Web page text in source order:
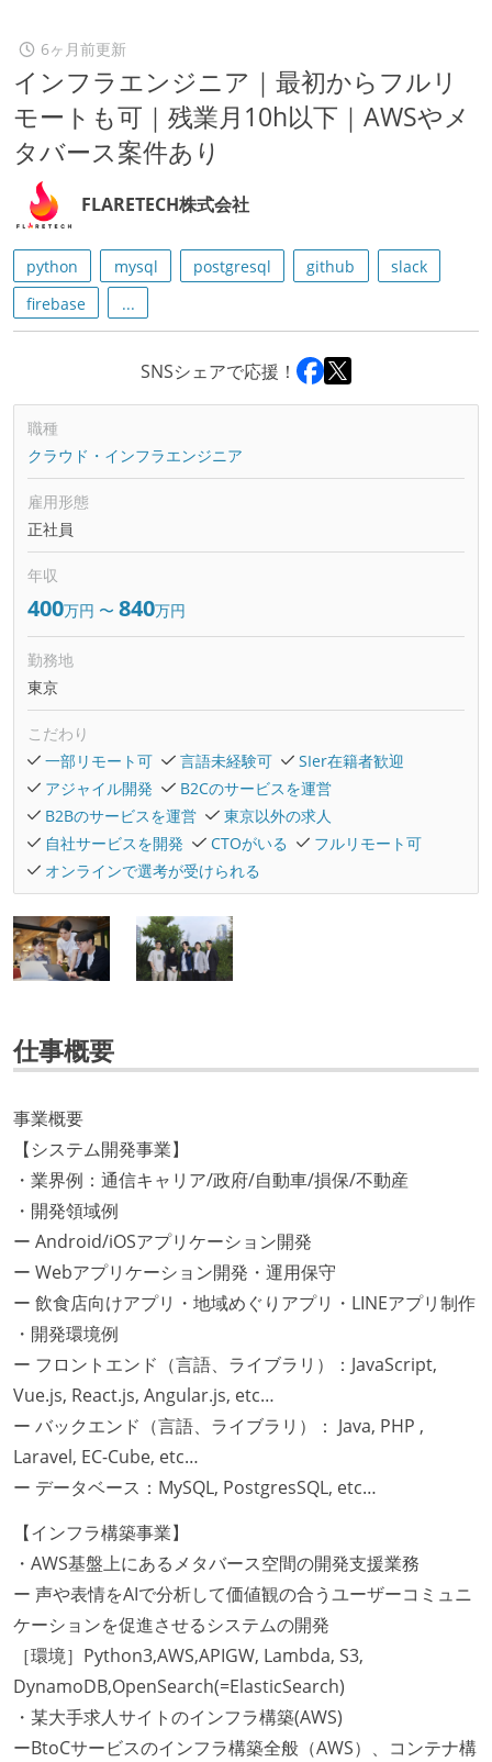
6ヶ月前更新
インフラエンジニア｜最初からフルリ
モートも可｜残業月10h以下｜AWSやメ
タバース案件あり
FLARETECH株式会社
python mysql postgresql github
slack
firebase
...
SNSシェアで応援！
職種
クラウド・インフラエンジニア
雇用形態
正社員
年収
400万円 〜 840万円
勤務地
東京
こだわり
一部リモート可
言語未経験可
SIer在籍者歓迎
アジャイル開発
B2Cのサービスを運営
B2Bのサービスを運営
東京以外の求人
自社サービスを開発
CTOがいる
フルリモート可
オンラインで選考が受けられる
仕事概要
事業概要
【システム開発事業】
・業界例：通信キャリア/政府/自動車/損保/不動産
・開発領域例
ー Android/iOSアプリケーション開発
ー Webアプリケーション開発・運用保守
ー 飲食店向けアプリ・地域めぐりアプリ・LINEアプリ制作
・開発環境例
ー フロントエンド（言語、ライブラリ）：JavaScript,
Vue.js, React.js, Angular.js, etc…
ー バックエンド（言語、ライブラリ）： Java, PHP ,
Laravel, EC-Cube, etc…
ー データベース：MySQL, PostgresSQL, etc…
【インフラ構築事業】
・AWS基盤上にあるメタバース空間の開発支援業務
ー 声や表情をAIで分析して価値観の合うユーザーコミュニ
ケーションを促進させるシステムの開発
［環境］Python3,AWS,APIGW, Lambda, S3,
DynamoDB,OpenSearch(=ElasticSearch)
・某大手求人サイトのインフラ構築(AWS)
ーBtoCサービスのインフラ構築全般（AWS）、コンテナ構